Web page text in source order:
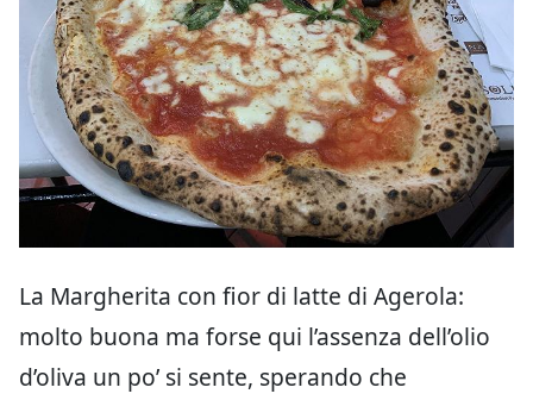
La Margherita con fior di latte di Agerola:
molto buona ma forse qui l’assenza dell’olio
d’oliva un po’ si sente, sperando che